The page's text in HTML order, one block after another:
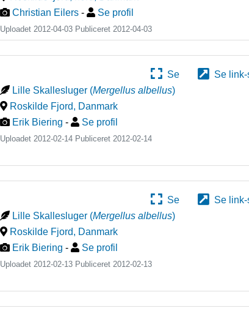
Christian Eilers - Se profil
Uploadet 2012-04-03 Publiceret2012-04-03
Se
Se
Lille Skallesluger (Mergellus albellus)
Roskilde Fjord, Danmark
Erik Biering - Se profil
Uploadet 2012-02-14 Publiceret 2012-02-14
Se
Se
Lille Skallesluger (Mergellus albellus)
Roskilde Fjord, Danmark
Erik Biering - Se profil
Uploadet 2012-02-13 Publiceret 2012-02-13